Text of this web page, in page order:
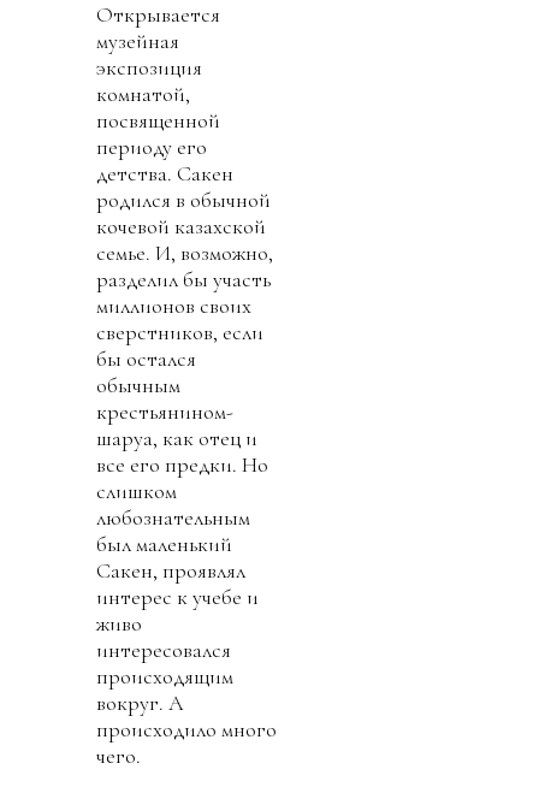
Открывается
музейная
экспозиция
комнатой,
посвященной
периоду его
детства. Сакен
родился в обычной
кочевой казахской
семье. И, возможно,
разделил бы участь
миллионов своих
сверстников, если
бы остался
обычным
крестьянином-
шаруа, как отец и
все его предки. Но
слишком
любознательным
был маленький
Сакен, проявлял
интерес к учебе и
живо
интересовался
происходящим
вокруг. А
происходило много
чего.